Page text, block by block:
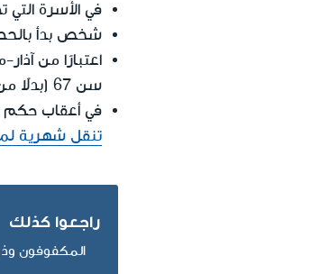
في الأسرة
شخص بدأ
سن 67 (بدلاً من سن 62 كما كان في السابق).
في أعقاب حكم
تنقل شهرية
راجعوا كذلك
المكفوفون